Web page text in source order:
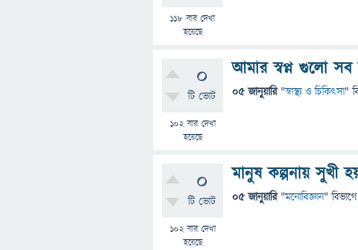
118 বার দেখা
হয়েছে
0
টি ভোট
102বার দেখা
হয়েছে
আমার স্বপ্ন গুলো
05 জানুয়ারি "স্বাস্থ্য ও চিকিৎসা"
0
টি ভোট
102বার দেখা
হয়েছে
মানুষ কল্পনায় সুখী
05 জানুয়ারি "মনোবিজ্ঞান" বিভাগে